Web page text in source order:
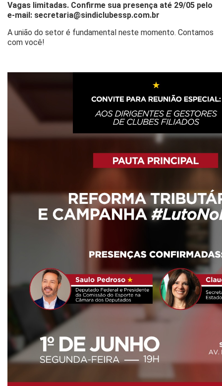
Vagas limitadas. Confirme sua presença até 29/05 pelo
e-mail: secretaria@sindiclubessp.com.br
A união do setor é fundamental neste momento. Contamos
com você!